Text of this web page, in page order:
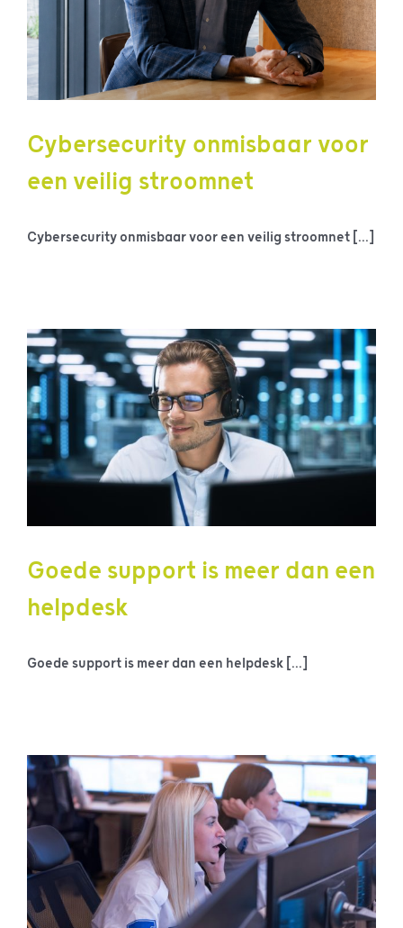
Cybersecurity onmisbaar voor
een veilig stroomnet
Cybersecurity onmisbaar voor een veilig stroomnet [...]
Goede support is meer dan een
helpdesk
Goede support is meer dan een helpdesk [...]